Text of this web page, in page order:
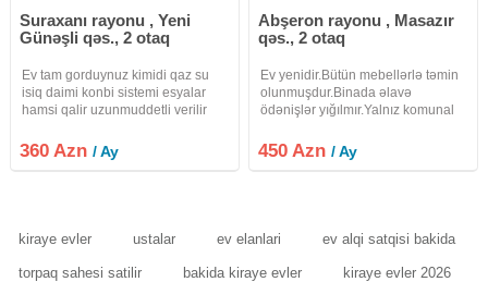
Suraxanı rayonu , Yeni
Günəşli qəs., 2 otaq
Ev tam gorduynuz kimidi qaz su
isiq daimi konbi sistemi esyalar
hamsi qalir uzunmuddetli verilir
360 Azn/ Ay
Abşeron rayonu , Masazır
qəs., 2 otaq
Ev yenidir.Bütün mebellərlə təmin
olunmuşdur.Binada əlavə
ödənişlər yığılmır.Yalnız komunal
internet)Məhlənin başından
şəhərə gedən maşurut
450 Azn/ Ay
kiraye evler ustalar ev elanlari ev alqi satqisi bakida
torpaq sahesi satilir bakida kiraye evler kiraye evler 2026